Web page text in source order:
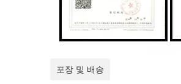
포장 및 배송